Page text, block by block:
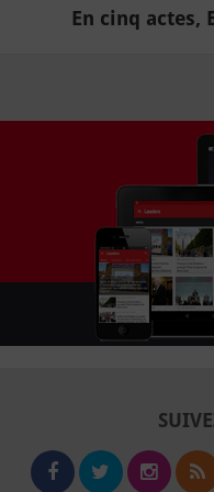
En cinq actes,